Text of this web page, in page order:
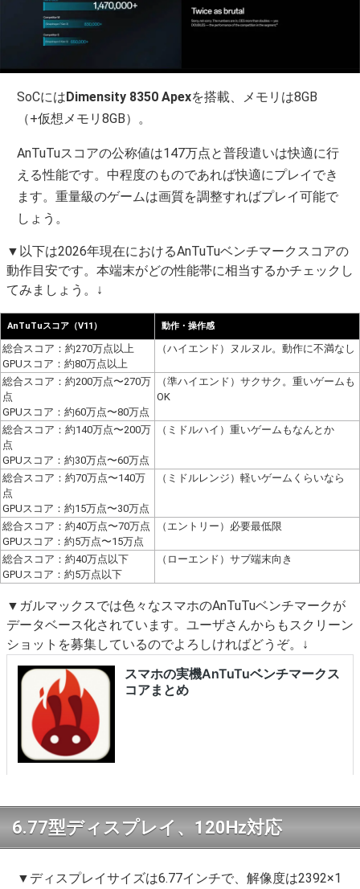
SoCにはDimensity 8350 Apexを搭載、メモリは8GB
（+仮想メモリ8GB）。
AnTuTuスコアの公称値は147万点と普段遣いは快適に行
える性能です。中程度のものであれば快適にプレイでき
ます。重量級のゲームは画質を調整すればプレイ可能で
しょう。
▼以下は2026年現在におけるAnTuTuベンチマークスコアの
動作目安です。本端末がどの性能帯に相当するかチェックし
てみましょう。↓
AnTuTuスコア（V11） 動作・操作感
総合スコア：約270万点以上
GPUスコア：約80万点以上
（ハイエンド）ヌルヌル。動作に不満なし
総合スコア：約200万点〜270万
点
GPUスコア：約60万点〜80万点
（準ハイエンド）サクサク。重いゲームも
OK
総合スコア：約140万点〜200万
点
GPUスコア：約30万点〜60万点
（ミドルハイ）重いゲームもなんとか
総合スコア：約70万点〜140万
点
GPUスコア：約15万点〜30万点
（ミドルレンジ）軽いゲームくらいなら
総合スコア：約40万点〜70万点
GPUスコア：約5万点〜15万点
（エントリー）必要最低限
総合スコア：約40万点以下
GPUスコア：約5万点以下
（ローエンド）サブ端末向き
▼ガルマックスでは色々なスマホのAnTuTuベンチマークが
データベース化されています。ユーザさんからもスクリーン
ショットを募集しているのでよろしければどうぞ。↓
6.77型ディスプレイ、120Hz対応
▼ディスプレイサイズは6.77インチで、解像度は2392×1